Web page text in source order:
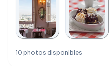
10 photos disponibles